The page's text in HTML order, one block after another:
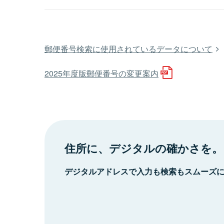
郵便番号検索に使用されているデータについて
2025年度版郵便番号の変更案内
住所に、デジタルの確かさを。
デジタルアドレスで入力も検索もスムーズ